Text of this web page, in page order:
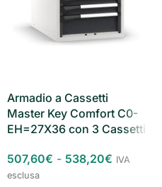
Armadio a Cassetti
Master Key Comfort C0-
EH=27X36 con 3 Cassetti
507,60€ - 538,20€ IVA
esclusa